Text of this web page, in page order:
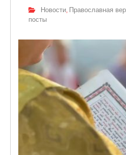
Новости Православная
посты